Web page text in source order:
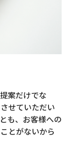
案だけでな
せていただい
も、お客様への
とがないから